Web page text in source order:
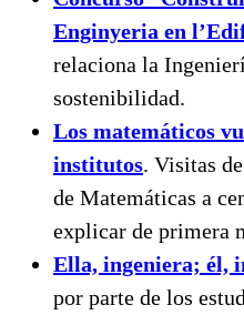
Enginyeria en
relaciona la
sostenibilidad.
Los matemáticos
institutos. Visitas
de Matemáticas a
explicar de primera
Ella, ingeniera; él,
por parte de los